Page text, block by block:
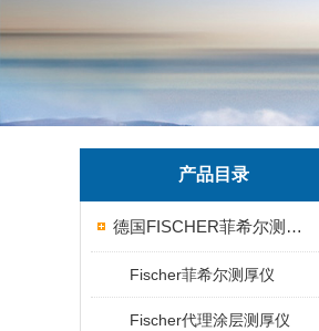
产品目录
德国FISCHER菲希尔测厚仪
Fischer菲希尔测厚仪
Fischer代理涂层测厚仪